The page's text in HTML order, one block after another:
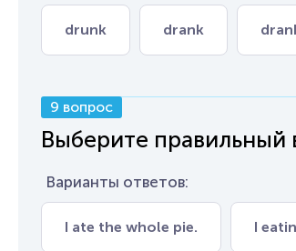
drunk drank
9 вопрос
Выберите правильный
Варианты ответов:
I ate the whole pie. I